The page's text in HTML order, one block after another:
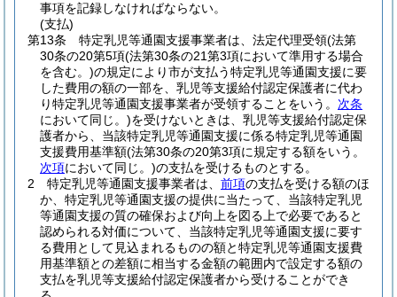
事項を記録しなければならない。
(支払)
第13条
特定乳児等通園支援事業者は、法定代理受領(法第
30条の20第5項(法第30条の21第3項において準用する場合
を含む。)の規定により市が支払う特定乳児等通園支援に要
した費用の額の一部を、乳児等支援給付認定保護者に代わ
り特定乳児等通園支援事業者が受領することをいう。 次条
において同じ。)を受けないときは、乳児等支援給付認定保
護者から、当該特定乳児等通園支援に係る特定乳児等通園
支援費用基準額(法第30条の20第3項に規定する額をいう。
次項において同じ。)の支払を受けるものとする。
2
特定乳児等通園支援事業者は、 前項の支払を受ける額のほ
か、特定乳児等通園支援の提供に当たって、当該特定乳児
等通園支援の質の確保および向上を図る上で必要であると
認められる対価について、当該特定乳児等通園支援に要す
る費用として見込まれるものの額と特定乳児等通園支援費
用基準額との差額に相当する金額の範囲内で設定する額の
支払を乳児等支援給付認定保護者から受けることができ